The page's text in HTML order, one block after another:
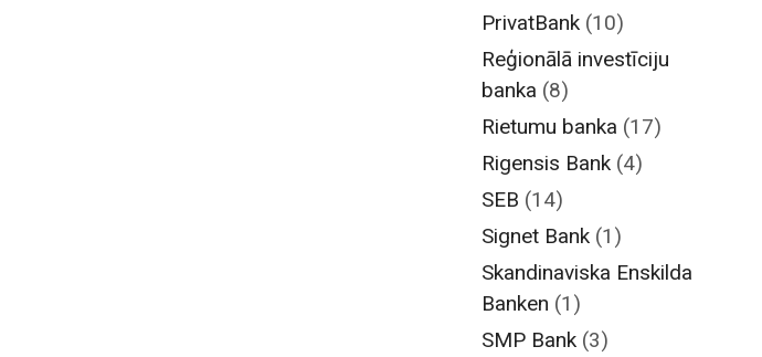
PrivatBank (10)
Reģionālā investīciju
banka (8)
Rietumu banka (17)
Rigensis Bank (4)
SEB (14)
Signet Bank (1)
Skandinaviska Enskilda
Banken (1)
SMP Bank (3)